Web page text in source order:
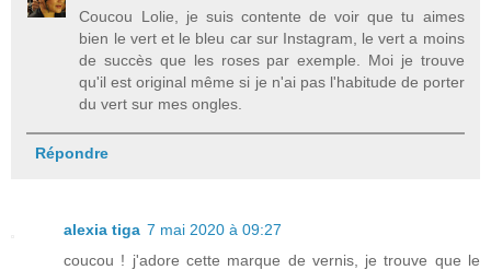
Coucou Lolie, je suis contente de voir que tu aimes
bien le vert et le bleu car sur Instagram, le vert a moins
de succès que les roses par exemple. Moi je trouve
qu'il est original même si je n'ai pas l'habitude de porter
du vert sur mes ongles.
Répondre
alexia tiga 7 mai 2020 à 09:27
coucou ! j'adore cette marque de vernis, je trouve que le